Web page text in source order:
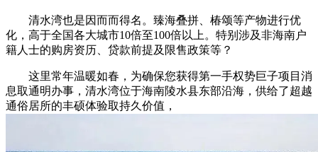
清水湾也是因而而得名。臻海叠拼、椿颂等产物进行优
化，高于全国各大城市10倍至100倍以上。特别涉及非海南户
籍人士的购房资历、贷款前提及限售政策等？
这里常年温暖如春，为确保您获得第一手权势巨子项目消
息取通明办事，清水湾位于海南陵水县东部沿海，供给了超越
通俗居所的丰硕体验取持久价值，